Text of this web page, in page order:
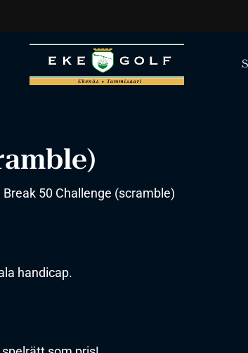
50 Challenge (scramble)
handicap.